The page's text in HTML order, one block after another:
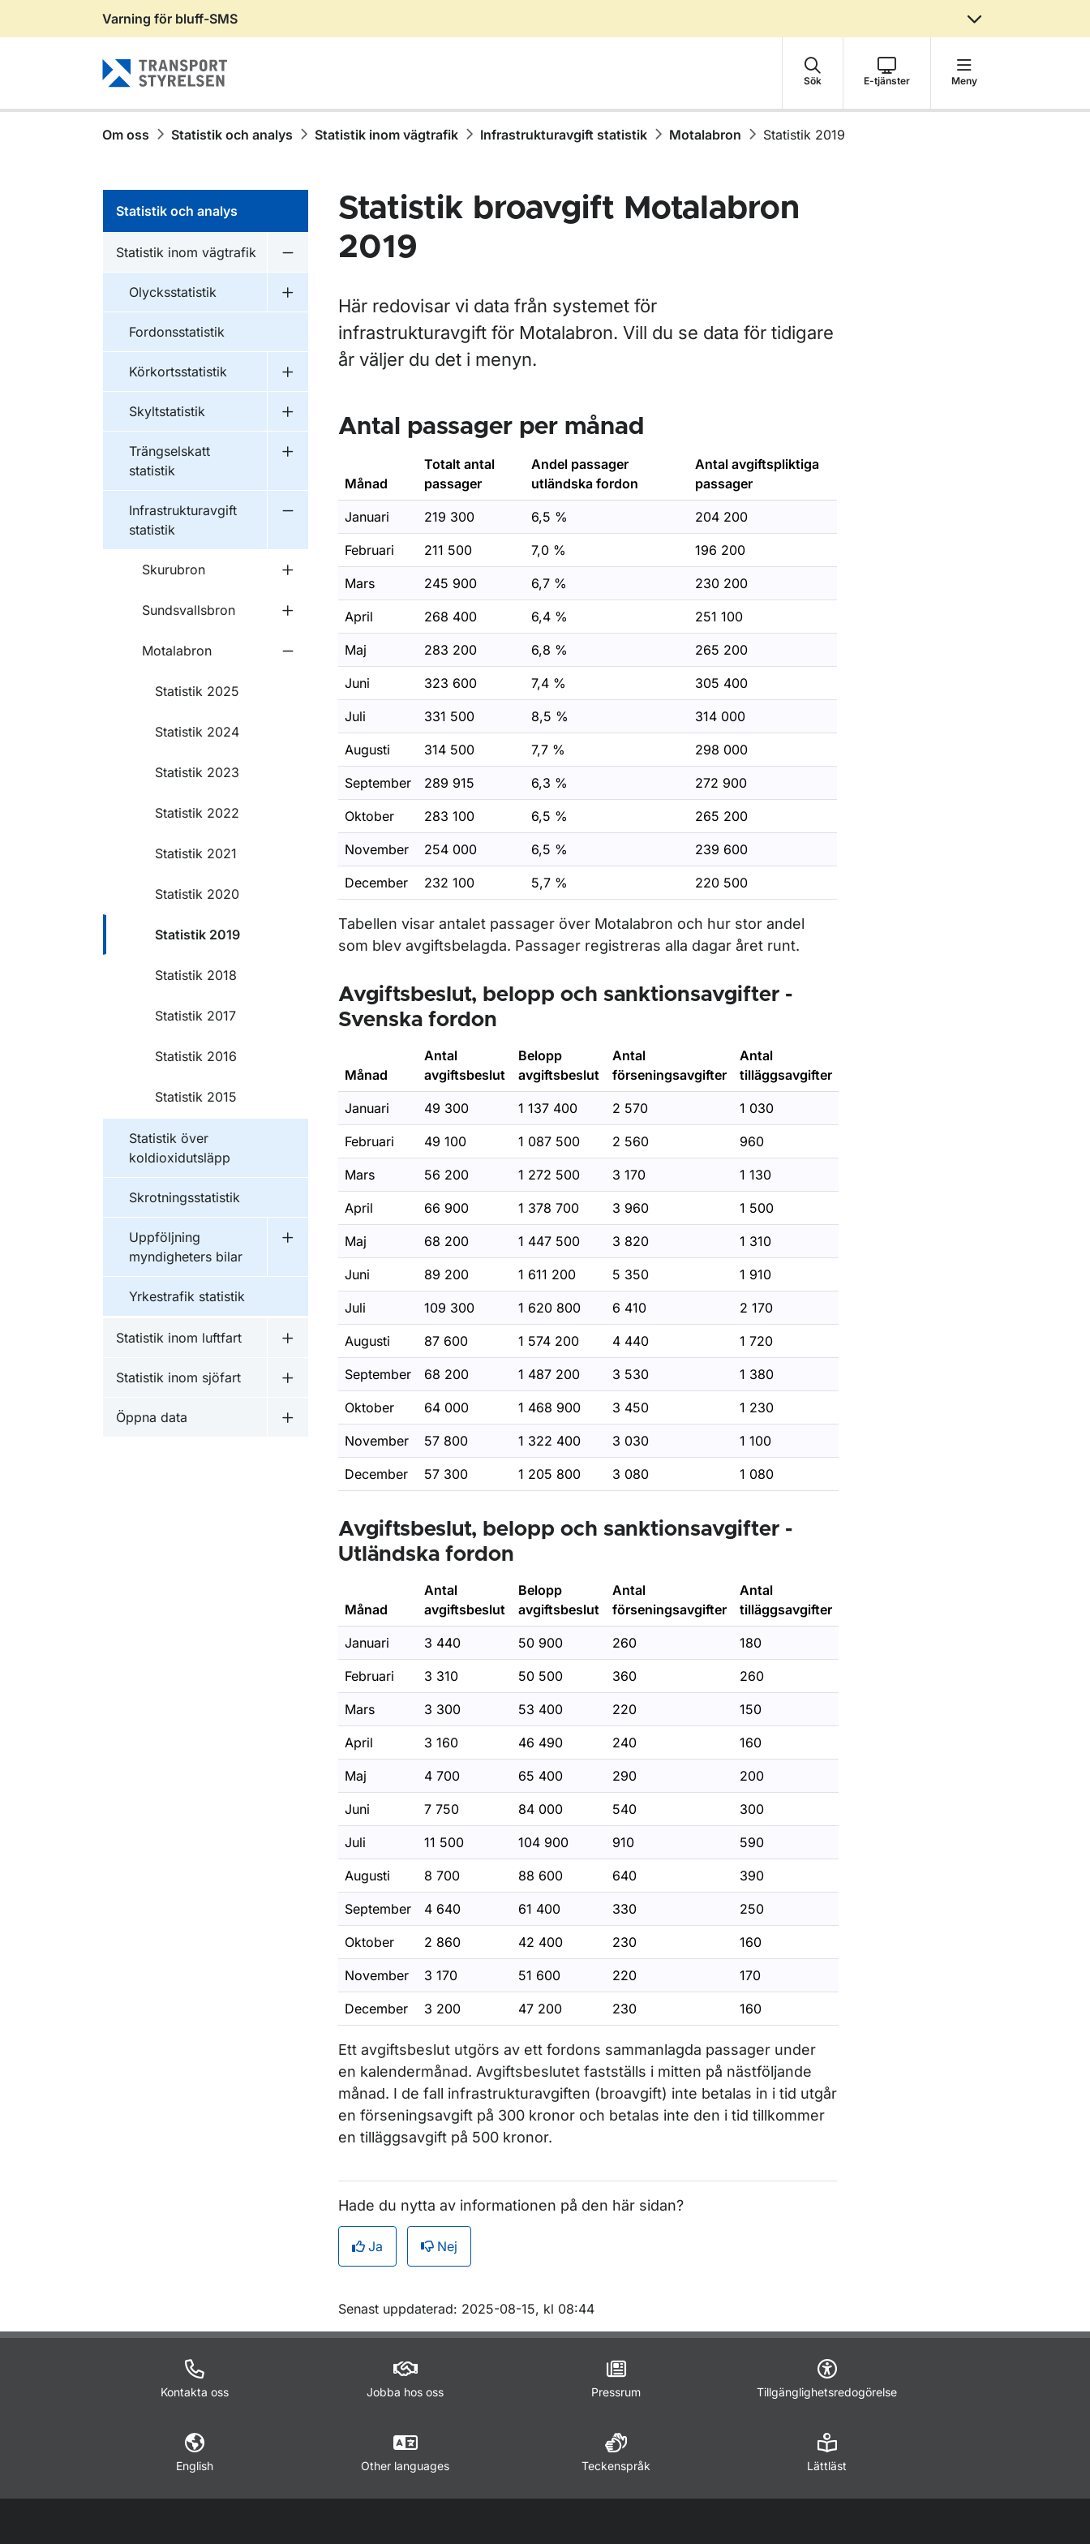
Gå till sidans innehåll
Varning för bluff-SMS
Sök E-tjänster Meny
Om oss Statistik och analys Statistik inom vägtrafik Infrastrukturavgift statistik Motalabron Statistik 2019
Statistik och analys
Statistik inom vägtrafik
Undermeny för Statistik inom vägtrafik
Olycksstatistik
Undermeny för Olycksstatistik
Fordonsstatistik
Körkortsstatistik
Undermeny för Körkortsstatistik
Skyltstatistik
Undermeny för Skyltstatistik
Trängselskatt
statistik
Undermeny för Trängselskatt statistik
Infrastrukturavgift
statistik
Undermeny för Infrastrukturavgift statistik
Skurubron
Undermeny för Skurubron
Sundsvallsbron
Undermeny för Sundsvallsbron
Motalabron
Undermeny för Motalabron
Statistik 2025
Statistik 2024
Statistik 2023
Statistik 2022
Statistik 2021
Statistik 2020
Statistik 2019
Statistik 2018
Statistik 2017
Statistik 2016
Statistik 2015
Statistik över
koldioxidutsläpp
Skrotningsstatistik
Uppföljning
myndigheters bilar
Undermeny för Uppföljning myndigheters bilar
Yrkestrafik statistik
Statistik inom luftfart
Undermeny för Statistik inom luftfart
Statistik inom sjöfart
Undermeny för Statistik inom sjöfart
Öppna data
Undermeny för Öppna data
Statistik broavgift Motalabron
2019
Här redovisar vi data från systemet för
infrastrukturavgift för Motalabron. Vill du se data för tidigare
år väljer du det i menyn.
Antal passager per månad
Månad
Totalt antal
passager
Andel passager
utländska fordon
Antal avgiftspliktiga
passager
Januari 219 300 6,5 % 204 200
Februari 211 500 7,0 % 196 200
Mars 245 900 6,7 % 230 200
April 268 400 6,4 % 251 100
Maj 283 200 6,8 % 265 200
Juni 323 600 7,4 % 305 400
Juli 331 500 8,5 % 314 000
Augusti 314 500 7,7 % 298 000
September 289 915 6,3 % 272 900
Oktober 283 100 6,5 % 265 200
November 254 000 6,5 % 239 600
December 232 100 5,7 % 220 500
Tabellen visar antalet passager över Motalabron och hur stor andel
som blev avgiftsbelagda. Passager registreras alla dagar året runt.
Avgiftsbeslut, belopp och sanktionsavgifter -
Svenska fordon
Månad
Antal
avgiftsbeslut
Belopp
avgiftsbeslut
Antal
förseningsavgifter
Antal
tilläggsavgifter
Januari 49 300 1 137 400 2 570 1 030
Februari 49 100 1 087 500 2 560 960
Mars 56 200 1 272 500 3 170 1 130
April 66 900 1 378 700 3 960 1 500
Maj 68 200 1 447 500 3 820 1 310
Juni 89 200 1 611 200 5 350 1 910
Juli 109 300 1 620 800 6 410 2 170
Augusti 87 600 1 574 200 4 440 1 720
September 68 200 1 487 200 3 530 1 380
Oktober 64 000 1 468 900 3 450 1 230
November 57 800 1 322 400 3 030 1 100
December 57 300 1 205 800 3 080 1 080
Avgiftsbeslut, belopp och sanktionsavgifter -
Utländska fordon
Månad
Antal
avgiftsbeslut
Belopp
avgiftsbeslut
Antal
förseningsavgifter
Antal
tilläggsavgifter
Januari 3 440 50 900 260 180
Februari 3 310 50 500 360 260
Mars 3 300 53 400 220 150
April 3 160 46 490 240 160
Maj 4 700 65 400 290 200
Juni 7 750 84 000 540 300
Juli 11 500 104 900 910 590
Augusti 8 700 88 600 640 390
September 4 640 61 400 330 250
Oktober 2 860 42 400 230 160
November 3 170 51 600 220 170
December 3 200 47 200 230 160
Ett avgiftsbeslut utgörs av ett fordons sammanlagda passager under
en kalendermånad. Avgiftsbeslutet fastställs i mitten på nästföljande
månad. I de fall infrastrukturavgiften (broavgift) inte betalas in i tid utgår
en förseningsavgift på 300 kronor och betalas inte den i tid tillkommer
en tilläggsavgift på 500 kronor.
Hade du nytta av informationen på den här sidan?
Ja Nej
Om sidan
Senast uppdaterad: 2025-08-15, kl 08:44
Kontakta oss Jobba hos oss Pressrum Tillgänglighetsredogörelse
English Other languages Teckenspråk Lättläst